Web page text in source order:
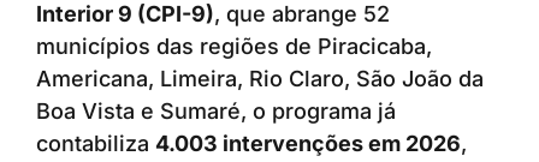
Interior 9 (CPI-9), que abrange 52
municípios das regiões de Piracicaba,
Americana, Limeira, Rio Claro, São João da
Boa Vista e Sumaré, o programa já
contabiliza 4.003 intervenções em 2026,